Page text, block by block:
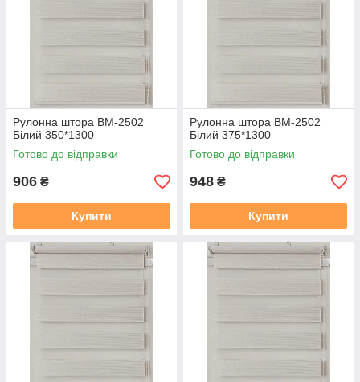
Рулонна штора ВМ-2502
Бiлий 350*1300
Готово до відправки
906 ₴
Купити
Рулонна штора ВМ-2502
Бiлий 375*1300
Готово до відправки
948 ₴
Купити